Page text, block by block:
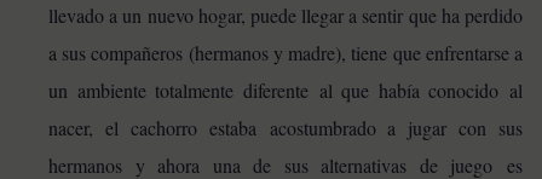
llevado a un nuevo hogar, puede llegar a sentir que ha perdido
a sus compañeros (hermanos y madre), tiene que enfrentarse a
un ambiente totalmente diferente al que había conocido al
nacer, el cachorro estaba acostumbrado a jugar con sus
hermanos y ahora una de sus alternativas de juego es